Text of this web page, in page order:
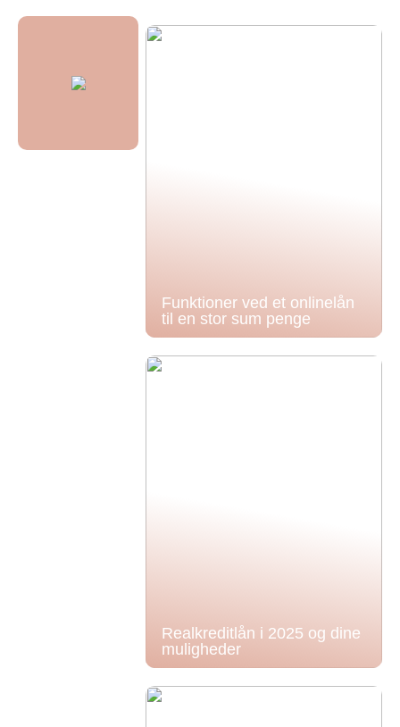
Funktioner ved et onlinelån
til en stor sum penge
Realkreditlån i 2025 og dine
muligheder